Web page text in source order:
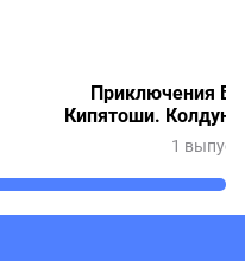
Приключения
Кипятоши.
1 выпуск